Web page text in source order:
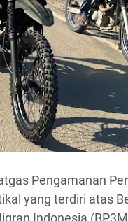
Pengamanan
yang terdiri atas
Indonesia